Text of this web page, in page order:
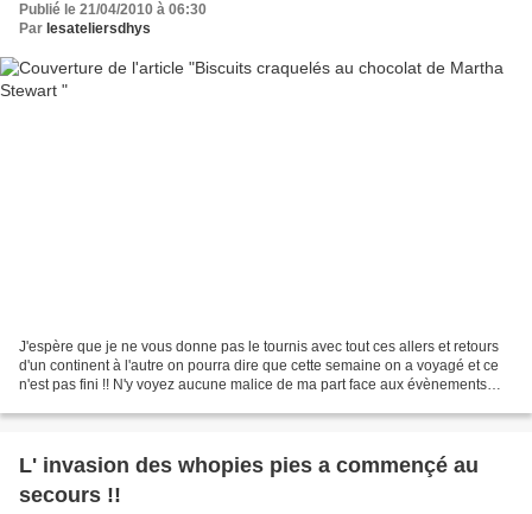
Publié le 21/04/2010 à 06:30
Par lesateliersdhys
J'espère que je ne vous donne pas le tournis avec tout ces allers et retours
d'un continent à l'autre on pourra dire que cette semaine on a voyagé et ce
n'est pas fini !! N'y voyez aucune malice de ma part face aux évènements
L' invasion des whopies pies a commençé au
secours !!